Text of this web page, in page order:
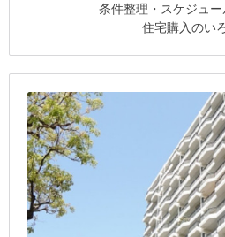
条件整理・スケジュ
住宅購入のい